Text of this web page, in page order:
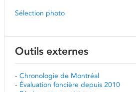
Sélection photo
Outils externes
- Chronologie de Montréal
- Évaluation foncière depuis 2010